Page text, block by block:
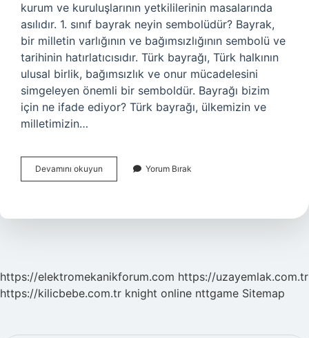
kurum ve kuruluşlarının yetkililerinin masalarında
asılıdır. 1. sınıf bayrak neyin sembolüdür? Bayrak,
bir milletin varlığının ve bağımsızlığının sembolü ve
tarihinin hatırlatıcısıdır. Türk bayrağı, Türk halkının
ulusal birlik, bağımsızlık ve onur mücadelesini
simgeleyen önemli bir semboldür. Bayrağı bizim
için ne ifade ediyor? Türk bayrağı, ülkemizin ve
milletimizin…
Devamını okuyun Bayrağımızı
Nerelerde
Sınıf
Yorum Bırak
https://elektromekanikforum.com https://uzayemlak.com.tr
https://kilicbebe.com.tr knight online nttgame Sitemap